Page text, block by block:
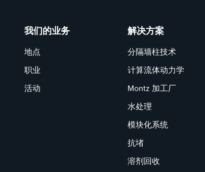
我们的业务
地点
职业
活动
解决方案
分隔墙柱技术
计算流体动力学
Montz 加工厂
水处理
模块化系统
抗堵
溶剂回收